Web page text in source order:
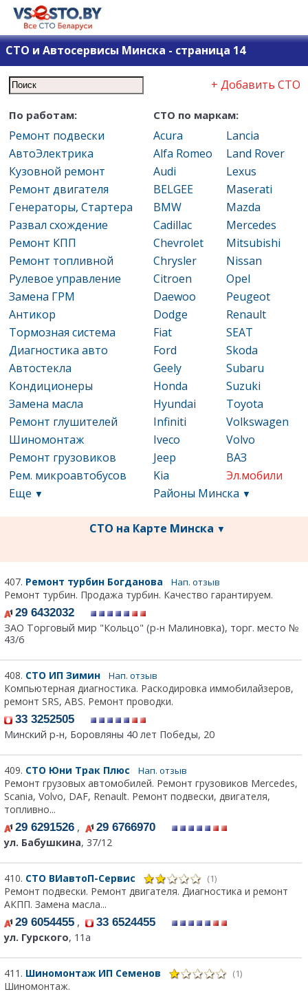
СТО и Автосервисы Минска - страница 14
+ Добавить СТО
По работам: СТО по маркам:
Ремонт подвески
АвтоЭлектрика
Кузовной ремонт
Ремонт двигателя
Генераторы, Стартера
Развал схождение
Ремонт КПП
Ремонт топливной
Рулевое управление
Замена ГРМ
Антикор
Тормозная система
Диагностика авто
Автостекла
Кондиционеры
Замена масла
Ремонт глушителей
Шиномонтаж
Ремонт грузовиков
Рем. микроавтобусов
Еще ▼
Acura
Alfa Romeo
Audi
BELGEE
BMW
Cadillac
Chevrolet
Chrysler
Citroen
Daewoo
Dodge
Fiat
Ford
Geely
Honda
Hyundai
Infiniti
Iveco
Jeep
Kia
Lancia
Land Rover
Lexus
Maserati
Mazda
Mercedes
Mitsubishi
Nissan
Opel
Peugeot
Renault
SEAT
Skoda
Subaru
Suzuki
Toyota
Volkswagen
Volvo
ВАЗ
Эл.мобили
Районы Минска ▼
СТО на Карте Минска ▼
407. Ремонт турбин Богданова Нап. отзыв
Ремонт турбин. Продажа турбин. Качество гарантируем.
29 6432032
ЗАО Торговый мир "Кольцо" (р-н Малиновка), торг. место №
43/6
408. СТО ИП Зимин Нап. отзыв
Компьютерная диагностика. Раскодировка иммобилайзеров,
ремонт SRS, ABS. Ремонт проводки.
33 3252505
Минский р-н, Боровляны 40 лет Победы, 20
409. СТО Юни Трак Плюс Нап. отзыв
Ремонт грузовых автомобилей. Ремонт грузовиков Mercedes,
Scania, Volvo, DAF, Renault. Ремонт подвески, двигателя,
топливно...
29 6291526 ,
29 6766970
ул. Бабушкина, 37/12
410. СТО ВИавтоП-Сервис (1)
Ремонт подвески. Ремонт двигателя. Диагностика и ремонт
АКПП. Замена масла...
29 6054455 ,
33 6524455
ул. Гурского, 11а
411. Шиномонтаж ИП Семенов (1)
Шиномонтаж.